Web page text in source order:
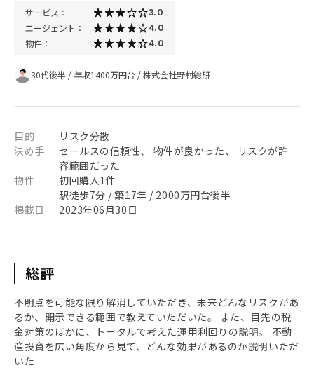
サービス： 3.0
エージェント： 4.0
物件： 4.0
30代後半 / 年収1400万円台 /株式会社野村総研
目的
リスク分散
決め手
セールスの信頼性、 物件が良かった、 リスクが許
容範囲だった
物件
初回購入1件
駅徒歩7分 / 築17年 / 2000万円台後半
掲載日
2023年06月30日
総評
不明点を可能な限り解消していただき、未来どんなリスクがあ
るか、開示できる範囲で教えていただいた。 また、目先の税
金対策のほかに、トータルで考えた運用利回りの説明。 不動
産投資を広い角度から見て、どんな効果があるのか説明いただ
いた